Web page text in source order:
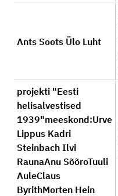
Ants Soots Ülo Luht
projekti "Eesti
helisalvestised
1939"meeskond:Urve
Lippus Kadri
Steinbach Ilvi
RaunaAnu SõõroTuuli
AuleClaus
ByrithMorten Hein